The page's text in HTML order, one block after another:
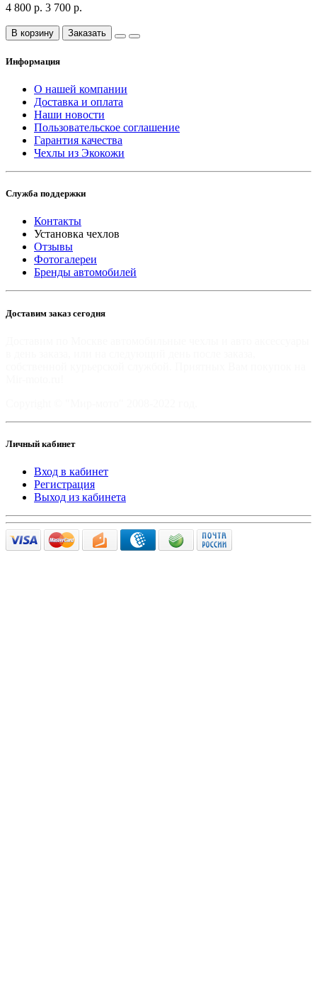
4 800 р. 3 700 р.
В корзину Заказать
Информация
О нашей компании
Доставка и оплата
Наши новости
Пользовательское соглашение
Гарантия качества
Чехлы из Экокожи
Служба поддержки
Контакты
Установка чехлов
Отзывы
Фотогалереи
Бренды автомобилей
Доставим заказ сегодня
Личный кабинет
Вход в кабинет
Регистрация
Выход из кабинета